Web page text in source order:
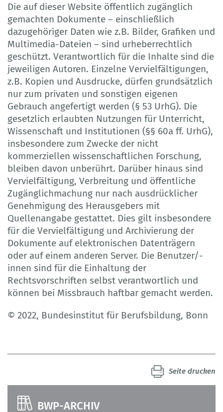
Die auf dieser Website öffentlich zugänglich
gemachten Dokumente – einschließlich
dazugehöriger Daten wie z.B. Bilder, Grafiken und
Multimedia-Dateien – sind urheberrechtlich
geschützt. Verantwortlich für die Inhalte sind die
jeweiligen Autoren. Einzelne Vervielfältigungen,
z.B. Kopien und Ausdrucke, dürfen grundsätzlich
nur zum privaten und sonstigen eigenen
Gebrauch angefertigt werden (§ 53 UrhG). Die
gesetzlich erlaubten Nutzungen für Unterricht,
Wissenschaft und Institutionen (§§ 60a ff. UrhG),
insbesondere zum Zwecke der nicht
kommerziellen wissenschaftlichen Forschung,
bleiben davon unberührt. Darüber hinaus sind
Vervielfältigung, Verbreitung und öffentliche
Zugänglichmachung nur nach ausdrücklicher
Genehmigung des Herausgebers mit
Quellenangabe gestattet. Dies gilt insbesondere
für die Vervielfältigung und Archivierung der
Dokumente auf elektronischen Datenträgern
oder auf einem anderen Server. Die Benutzer/-
innen sind für die Einhaltung der
Rechtsvorschriften selbst verantwortlich und
können bei Missbrauch haftbar gemacht werden.
© 2022, Bundesinstitut für Berufsbildung, Bonn
Seite drucken
BWP-ARCHIV